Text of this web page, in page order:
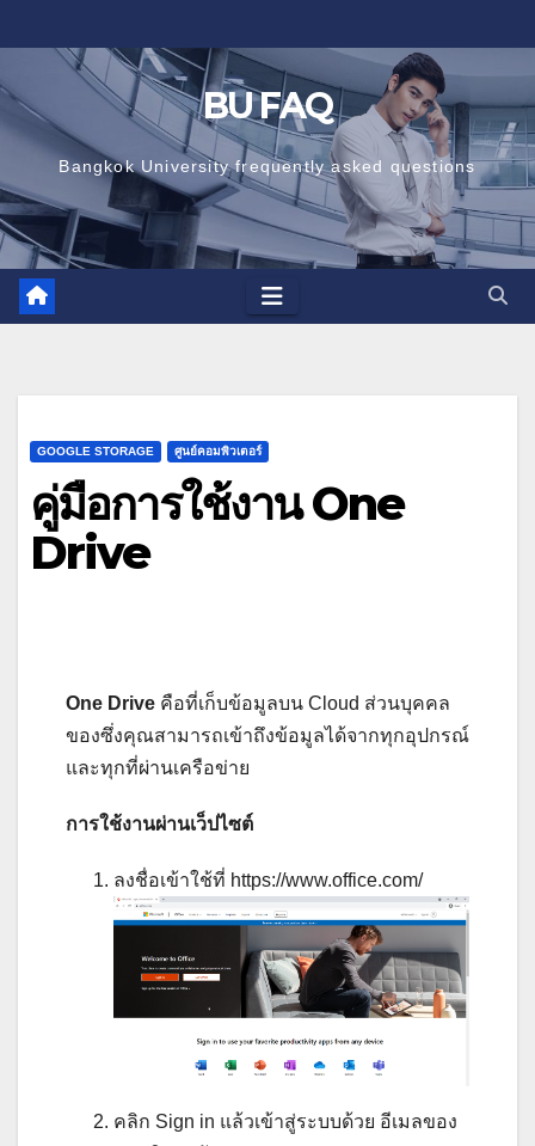
to
content
BU FAQ
Bangkok University frequently asked questions
GOOGLE STORAGE ศูนย์คอมพิวเตอร์
คู่มือการใช้งาน One
Drive
One Drive คือที่เก็บข้อมูลบน Cloud ส่วนบุคคล
ของซึ่งคุณสามารถเข้าถึงข้อมูลได้จากทุกอุปกรณ์
และทุกที่ผ่านเครือข่าย
การใช้งานผ่านเว็ปไซต์
ลงชื่อเข้าใช้ที่ https://www.office.com/
คลิก Sign in แล้วเข้าสู่ระบบด้วย อีเมลของ